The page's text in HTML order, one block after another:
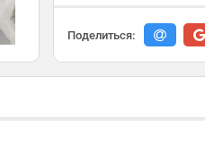
Поделиться: